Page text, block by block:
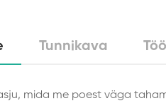
Tunnikava
mida me poest väga